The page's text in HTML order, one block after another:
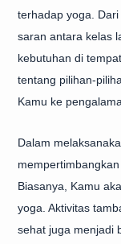
terhadap yoga.
saran antara kelas
kebutuhan di
tentang pilihan-
Kamu ke
Dalam
Biasanya, Kamu
yoga. Aktivitas
sehat juga menjadi